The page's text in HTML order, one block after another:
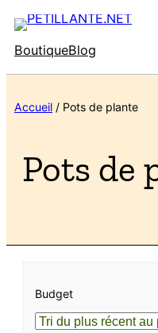
BoutiqueBlog
Accueil / Pots de plante
Pots de
Budget